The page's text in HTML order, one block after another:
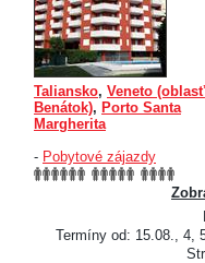
Taliansko, Veneto (oblasť
Benátok), Porto Santa
Margherita
- Pobytové zájazdy
Termíny od: 15.08., 4,